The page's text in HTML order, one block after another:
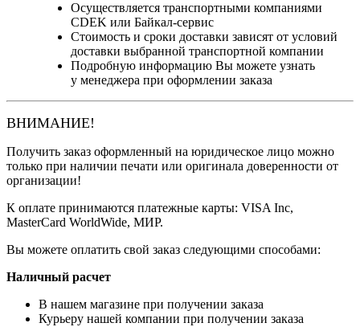
Осуществляется транспортными компаниями
CDEK или Байкал-сервис
Стоимость и сроки доставки зависят от условий
доставки выбранной транспортной компании
Подробную информацию Вы можете узнать
у менеджера при оформлении заказа
ВНИМАНИЕ!
Получить заказ оформленный на юридическое лицо можно
только при наличии печати или оригинала доверенности от
организации!
К оплате принимаются платежные карты: VISA Inc,
MasterCard WorldWide, МИР.
Вы можете оплатить свой заказ следующими способами:
Наличный расчет
В нашем магазине при получении заказа
Курьеру нашей компании при получении заказа